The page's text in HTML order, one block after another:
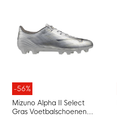
-56%
Mizuno Alpha II Select
Gras Voetbalschoenen